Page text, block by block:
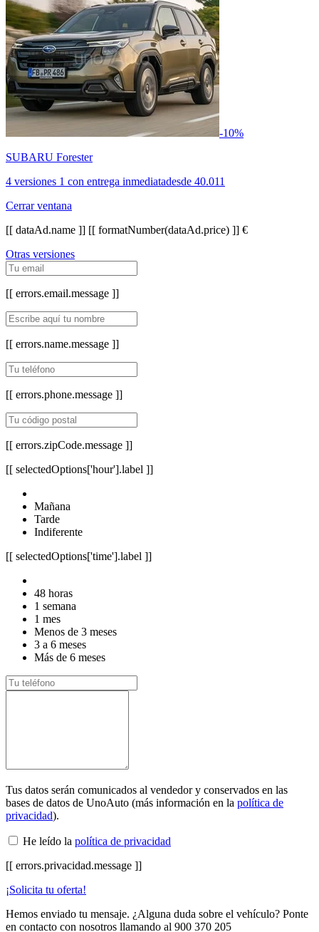
-10%
SUBARU Forester
4 versiones 1 con entrega inmediatadesde 40.011
Cerrar ventana
[[ dataAd.name ]] [[ formatNumber(dataAd.price) ]] €
Otras versiones
[[ errors.email.message ]]
[[ errors.name.message ]]
[[ errors.phone.message ]]
[[ errors.zipCode.message ]]
[[ selectedOptions['hour'].label ]]
Mañana
Tarde
Indiferente
[[ selectedOptions['time'].label ]]
48 horas
1 semana
1 mes
Menos de 3 meses
3 a 6 meses
Más de 6 meses
Tus datos serán comunicados al vendedor y conservados en las
bases de datos de UnoAuto (más información en la política de
privacidad).
He leído la política de privacidad
[[ errors.privacidad.message ]]
¡Solicita tu oferta!
Hemos enviado tu mensaje. ¿Alguna duda sobre el vehículo? Ponte
en contacto con nosotros llamando al 900 370 205